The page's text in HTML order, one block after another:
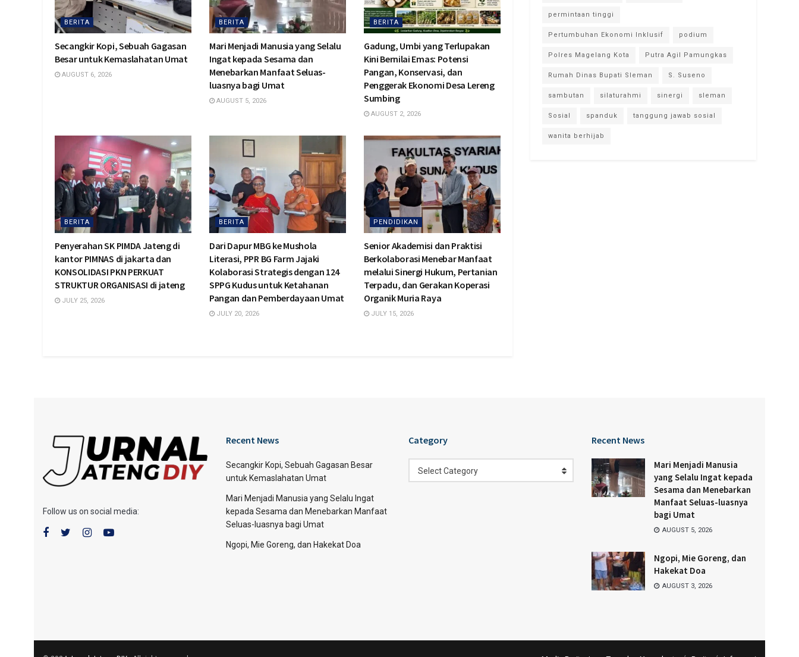
BERITA
Secangkir Kopi, Sebuah Gagasan
Besar untuk Kemaslahatan Umat
AUGUST 6, 2026
BERITA
Mari Menjadi Manusia yang Selalu
Ingat kepada Sesama dan
Menebarkan Manfaat Seluas-
luasnya bagi Umat
AUGUST 5, 2026
BERITA
Gadung, Umbi yang Terlupakan
Kini Bernilai Emas: Potensi
Pangan, Konservasi, dan
Penggerak Ekonomi Desa Lereng
Sumbing
AUGUST 2, 2026
BERITA
Penyerahan SK PIMDA Jateng di
kantor PIMNAS di jakarta dan
KONSOLIDASI PKN PERKUAT
STRUKTUR ORGANISASI di jateng
JULY 25, 2026
BERITA
Dari Dapur MBG ke Mushola
Literasi, PPR BG Farm Jajaki
Kolaborasi Strategis dengan 124
SPPG Kudus untuk Ketahanan
Pangan dan Pemberdayaan Umat
JULY 20, 2026
PENDIDIKAN
Senior Akademisi dan Praktisi
Berkolaborasi Menebar Manfaat
melalui Sinergi Hukum, Pertanian
Terpadu, dan Gerakan Koperasi
Organik Muria Raya
JULY 15, 2026
permintaan tinggi
Pertumbuhan Ekonomi Inklusif podium
Polres Magelang Kota Putra Agil Pamungkas
Rumah Dinas Bupati Sleman S. Suseno
sambutan silaturahmi sinergi sleman
Sosial spanduk tanggung jawab sosial
wanita berhijab
Follow us on social media:
Recent News
Secangkir Kopi, Sebuah Gagasan Besar
untuk Kemaslahatan Umat
Mari Menjadi Manusia yang Selalu Ingat
kepada Sesama dan Menebarkan Manfaat
Seluas-luasnya bagi Umat
Ngopi, Mie Goreng, dan Hakekat Doa
Category
Select Category
Recent News
Mari Menjadi Manusia
yang Selalu Ingat kepada
Sesama dan Menebarkan
Manfaat Seluas-luasnya
bagi Umat
AUGUST 5, 2026
Ngopi, Mie Goreng, dan
Hakekat Doa
AUGUST 3, 2026